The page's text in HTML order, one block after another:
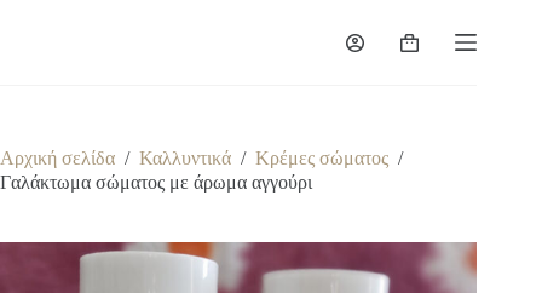
Καλάθι
Αρχική σελίδα / Καλλυντικά / Κρέμες σώματος /
Γαλάκτωμα σώματος με άρωμα αγγούρι